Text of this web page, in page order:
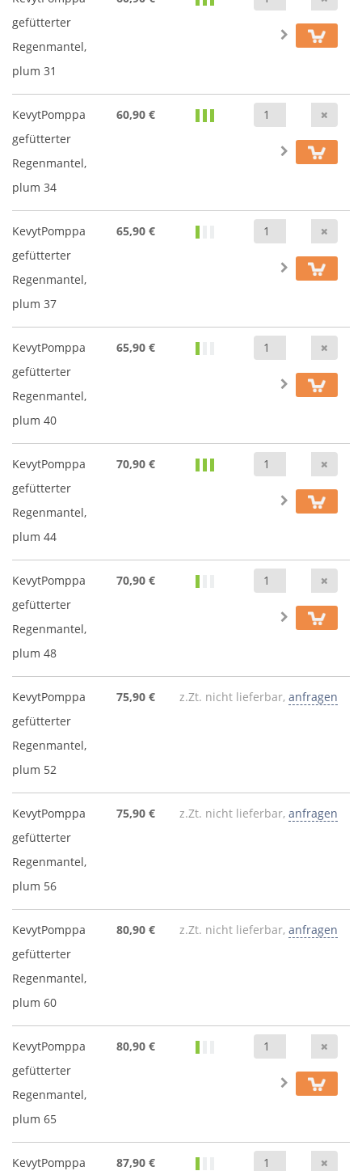
gefütterter
Regenmantel,
plum 31
KevytPomppa
gefütterter
Regenmantel,
plum 34
60,90 €
KevytPomppa
gefütterter
Regenmantel,
plum 37
65,90 €
KevytPomppa
gefütterter
Regenmantel,
plum 40
65,90 €
KevytPomppa
gefütterter
Regenmantel,
plum 44
70,90 €
KevytPomppa
gefütterter
Regenmantel,
plum 48
70,90 €
KevytPomppa
gefütterter
Regenmantel,
plum 52
75,90 € z.Zt. nicht lieferbar, anfragen
KevytPomppa
gefütterter
Regenmantel,
plum 56
75,90 € z.Zt. nicht lieferbar, anfragen
KevytPomppa
gefütterter
Regenmantel,
plum 60
80,90 € z.Zt. nicht lieferbar, anfragen
KevytPomppa
gefütterter
Regenmantel,
plum 65
80,90 €
KevytPomppa
87,90 €